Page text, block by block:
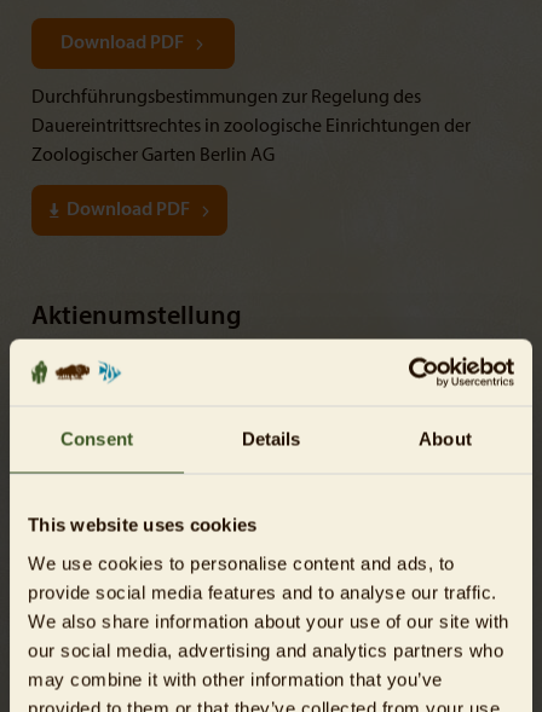
Consent Details About
This website uses cookies
We use cookies to personalise content and ads, to
provide social media features and to analyse our traffic.
We also share information about your use of our site with
our social media, advertising and analytics partners who
may combine it with other information that you’ve
provided to them or that they’ve collected from your use
Download PDF
Durchführungsbestimmungen zur Regelung des
Dauereintrittsrechtes in zoologische Einrichtungen der
Zoologischer Garten Berlin AG
Download PDF
Aktienumstellung
Alle Infos
Hauptversammlung
Einladung zur Hauptversammlung 2026
DOWNLOAD PDF
Anmelde- und Vollmachtsformular zur Hauptversammlung
2026